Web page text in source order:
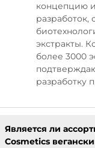
концепцию
экстракты.
более 3000
разработку
Является ли
Cosmetics